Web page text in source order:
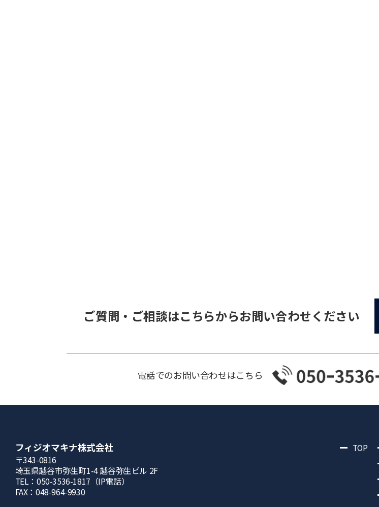
ご質問・ご相談はこちらからお問い合わせください
電話でのお問い合わせはこちら
フィジオマキナ株式会社
〒343-0816
埼⽟県越⾕市弥⽣町1-4 越⾕弥⽣ビル 2F
TEL：050-3536-1817（IP電話）
FAX：048-964-9930
TOP